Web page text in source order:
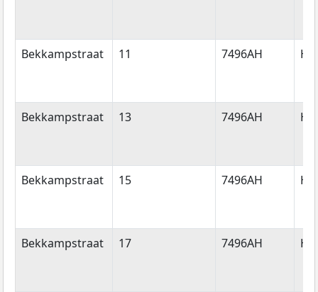
Bekkampstraat 11 7496AH
Bekkampstraat 13 7496AH
Bekkampstraat 15 7496AH
Bekkampstraat 17 7496AH